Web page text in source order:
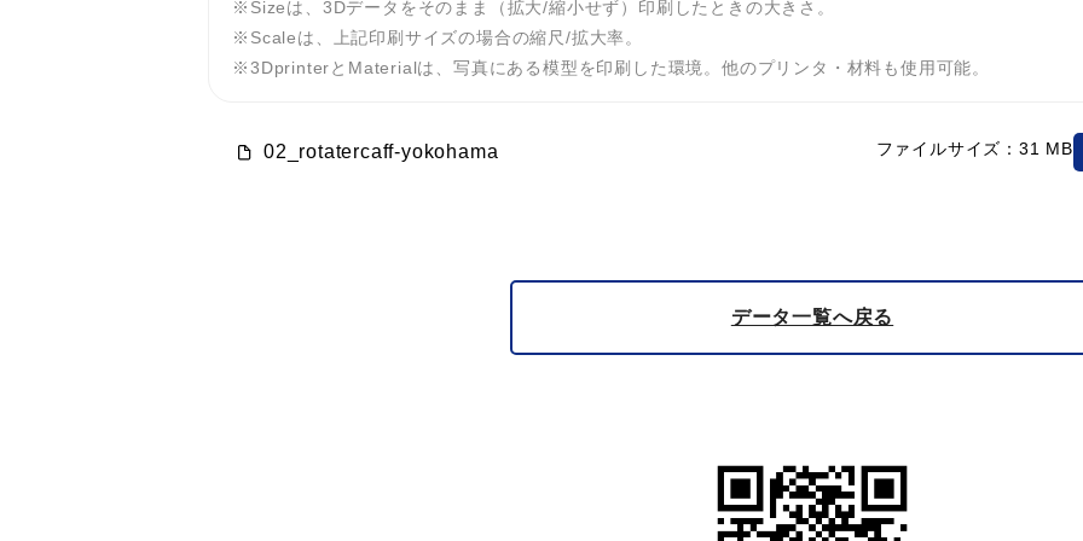
Sizeは、3Dデータをそのまま（拡大/縮小せず）印刷したときの大きさ。
Scaleは、上記印刷サイズの場合の縮尺/拡大率。
3DprinterとMaterialは、写真にある模型を印刷した環境。他のプリンタ・材料も使用可能。
02_rotatercaff-yokohama ファイルサイズ：31 MB
データ一覧へ戻る